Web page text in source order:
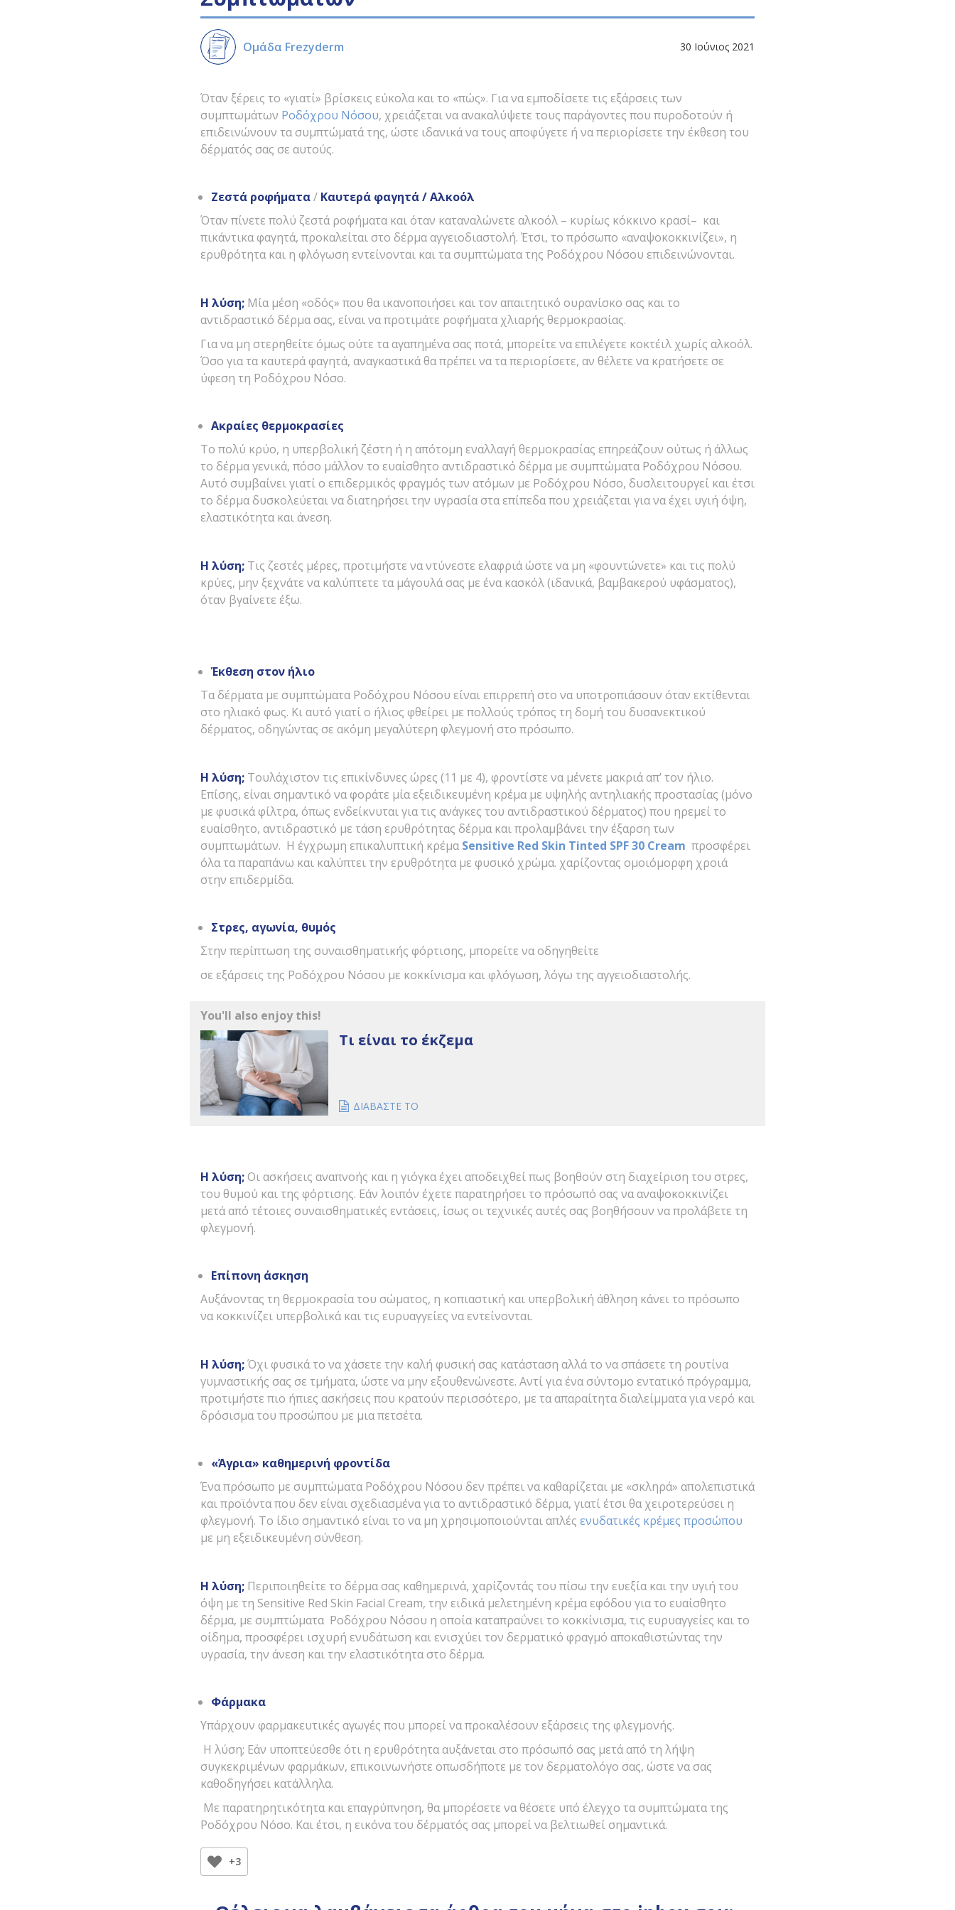
Ομάδα Frezyderm 30 Ιούνιος 2021
Όταν ξέρεις το «γιατί» βρίσκεις εύκολα και το «πώς». Για να εμποδίσετε τις εξάρσεις των
συμπτωμάτων Ροδόχρου Νόσου, χρειάζεται να ανακαλύψετε τους παράγοντες που πυροδοτούν ή
επιδεινώνουν τα συμπτώματά της, ώστε ιδανικά να τους αποφύγετε ή να περιορίσετε την έκθεση του
δέρματός σας σε αυτούς.
Ζεστά ροφήματα/ Καυτερά φαγητά / Αλκοόλ
Όταν πίνετε πολύ ζεστά ροφήματα και όταν καταναλώνετε αλκοόλ – κυρίως κόκκινο κρασί– και
πικάντικα φαγητά, προκαλείται στο δέρμα αγγειοδιαστολή. Έτσι, το πρόσωπο «αναψοκοκκινίζει», η
ερυθρότητα και η φλόγωση εντείνονται και τα συμπτώματα της Ροδόχρου Νόσου επιδεινώνονται.
Η λύση; Μία μέση «οδός» που θα ικανοποιήσει και τον απαιτητικό ουρανίσκο σας και το
αντιδραστικό δέρμα σας, είναι να προτιμάτε ροφήματα χλιαρής θερμοκρασίας.
Για να μη στερηθείτε όμως ούτε τα αγαπημένα σας ποτά, μπορείτε να επιλέγετε κοκτέιλ χωρίς αλκοόλ.
Όσο για τα καυτερά φαγητά, αναγκαστικά θα πρέπει να τα περιορίσετε, αν θέλετε να κρατήσετε σε
ύφεση τη Ροδόχρου Νόσο.
Ακραίες θερμοκρασίες
To πολύ κρύο, η υπερβολική ζέστη ή η απότομη εναλλαγή θερμοκρασίας επηρεάζουν ούτως ή άλλως
το δέρμα γενικά, πόσο μάλλον το ευαίσθητο αντιδραστικό δέρμα με συμπτώματα Ροδόχρου Νόσου.
Αυτό συμβαίνει γιατί ο επιδερμικός φραγμός των ατόμων με Ροδόχρου Νόσο, δυσλειτουργεί και έτσι
το δέρμα δυσκολεύεται να διατηρήσει την υγρασία στα επίπεδα που χρειάζεται για να έχει υγιή όψη,
ελαστικότητα και άνεση.
Η λύση; Τις ζεστές μέρες, προτιμήστε να ντύνεστε ελαφριά ώστε να μη «φουντώνετε» και τις πολύ
κρύες, μην ξεχνάτε να καλύπτετε τα μάγουλά σας με ένα κασκόλ (ιδανικά, βαμβακερού υφάσματος),
όταν βγαίνετε έξω.
Έκθεση στον ήλιο
Τα δέρματα με συμπτώματα Ροδόχρου Νόσου είναι επιρρεπή στο να υποτροπιάσουν όταν εκτίθενται
στο ηλιακό φως. Κι αυτό γιατί ο ήλιος φθείρει με πολλούς τρόπος τη δομή του δυσανεκτικού
δέρματος, οδηγώντας σε ακόμη μεγαλύτερη φλεγμονή στο πρόσωπο.
Η λύση; Τουλάχιστον τις επικίνδυνες ώρες (11 με 4), φροντίστε να μένετε μακριά απ’ τον ήλιο.
Επίσης, είναι σημαντικό να φοράτε μία εξειδικευμένη κρέμα με υψηλής αντηλιακής προστασίας (μόνο
με φυσικά φίλτρα, όπως ενδείκνυται για τις ανάγκες του αντιδραστικού δέρματος) που ηρεμεί το
ευαίσθητο, αντιδραστικό με τάση ερυθρότητας δέρμα και προλαμβάνει την έξαρση των
συμπτωμάτων. Η έγχρωμη επικαλυπτική κρέμα Sensitive Red Skin Tinted SPF 30 Cream προσφέρει
όλα τα παραπάνω και καλύπτει την ερυθρότητα με φυσικό χρώμα. χαρίζοντας ομοιόμορφη χροιά
στην επιδερμίδα.
Στρες, αγωνία, θυμός
Στην περίπτωση της συναισθηματικής φόρτισης, μπορείτε να οδηγηθείτε
σε εξάρσεις της Ροδόχρου Νόσου με κοκκίνισμα και φλόγωση, λόγω της αγγειοδιαστολής.
You'll also enjoy this!
Τι είναι το έκζεμα
ΔΙΑΒΑΣΤΕ ΤΟ
Η λύση;Οι ασκήσεις αναπνοής και η γιόγκα έχει αποδειχθεί πως βοηθούν στη διαχείριση του στρες,
του θυμού και της φόρτισης. Εάν λοιπόν έχετε παρατηρήσει το πρόσωπό σας να αναψοκοκκινίζει
μετά από τέτοιες συναισθηματικές εντάσεις, ίσως οι τεχνικές αυτές σας βοηθήσουν να προλάβετε τη
φλεγμονή.
Επίπονη άσκηση
Αυξάνοντας τη θερμοκρασία του σώματος, η κοπιαστική και υπερβολική άθληση κάνει το πρόσωπo
να κοκκινίζει υπερβολικά και τις ευρυαγγείες να εντείνονται.
Η λύση;Όχι φυσικά το να χάσετε την καλή φυσική σας κατάσταση αλλά το να σπάσετε τη ρουτίνα
γυμναστικής σας σε τμήματα, ώστε να μην εξουθενώνεστε. Αντί για ένα σύντομο εντατικό πρόγραμμα,
προτιμήστε πιο ήπιες ασκήσεις που κρατούν περισσότερο, με τα απαραίτητα διαλείμματα για νερό και
δρόσισμα του προσώπου με μια πετσέτα.
«Άγρια» καθημερινή φροντίδα
Ένα πρόσωπο με συμπτώματα Ροδόχρου Νόσου δεν πρέπει να καθαρίζεται με «σκληρά» απολεπιστικά
και προϊόντα που δεν είναι σχεδιασμένα για το αντιδραστικό δέρμα, γιατί έτσι θα χειροτερεύσει η
φλεγμονή. Το ίδιο σημαντικό είναι το να μη χρησιμοποιούνται απλές ενυδατικές κρέμες προσώπου
με μη εξειδικευμένη σύνθεση.
Η λύση; Περιποιηθείτε το δέρμα σας καθημερινά, χαρίζοντάς του πίσω την ευεξία και την υγιή του
όψη με τη Sensitive Red Skin Facial Cream, την ειδικά μελετημένη κρέμα εφόδου για το ευαίσθητο
δέρμα, με συμπτώματα Ροδόχρου Νόσου η οποία καταπραΰνει τo κοκκίνισμα, τις ευρυαγγείες και το
οίδημα, προσφέρει ισχυρή ενυδάτωση και ενισχύει τον δερματικό φραγμό αποκαθιστώντας την
υγρασία, την άνεση και την ελαστικότητα στο δέρμα.
Φάρμακα
Υπάρχουν φαρμακευτικές αγωγές που μπορεί να προκαλέσουν εξάρσεις της φλεγμονής.
Η λύση; Εάν υποπτεύεσθε ότι η ερυθρότητα αυξάνεται στο πρόσωπό σας μετά από τη λήψη
συγκεκριμένων φαρμάκων, επικοινωνήστε οπωσδήποτε με τον δερματολόγο σας, ώστε να σας
καθοδηγήσει κατάλληλα.
Με παρατηρητικότητα και επαγρύπνηση, θα μπορέσετε να θέσετε υπό έλεγχο τα συμπτώματα της
Ροδόχρου Νόσο. Και έτσι, η εικόνα του δέρματός σας μπορεί να βελτιωθεί σημαντικά.
+3